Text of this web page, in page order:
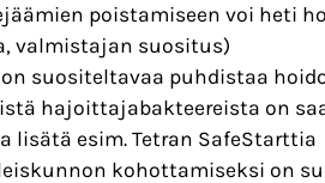
poistamiseen voi heti
valmistajan suositus)
suositeltavaa puhdistaa
hajoittajabakteereista on
lisätä esim. Tetran SafeStarttia
kohottamiseksi on